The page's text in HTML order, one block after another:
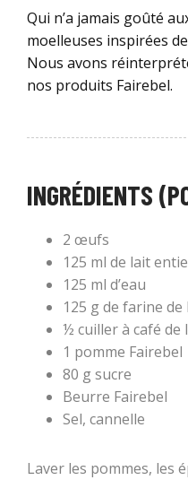
Qui n’a jamais goûté
moelleuses inspirées
Nous avons
nos produits Fairebel.
INGRÉDIENTS
2 œufs
125 ml de lait
125 ml d’eau
125 g de farine de
½ cuiller à café de
1 pomme Fairebel
80 g sucre
Beurre Fairebel
Sel, cannelle
Laver les pommes, les